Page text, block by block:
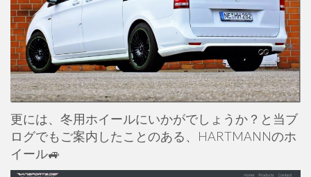
更には、冬用ホイールにいかがでしょうか？と当ブ
ログでもご案内したことのある、HARTMANNのホ
イール🚙